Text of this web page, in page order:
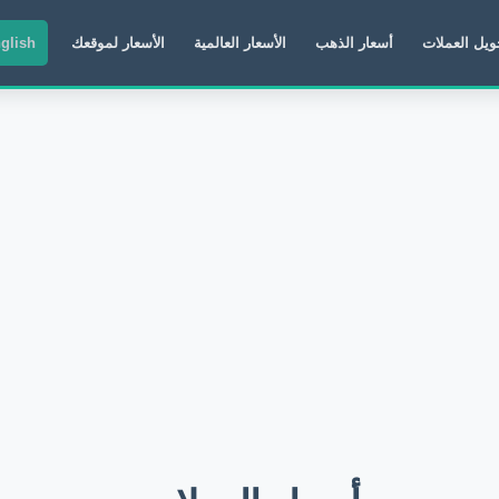
العملات أسعار الذهب الأسعار العالمية الأسعار لموقعك